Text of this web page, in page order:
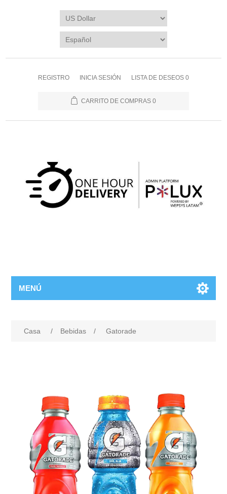
REGISTRO INICIA SESIÓN LISTA DE DESEOS 0
CARRITO DE COMPRAS 0
MENÚ
Casa / Bebidas / Gatorade